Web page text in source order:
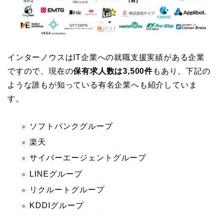
インターノウスはIT企業への就職支援実績がある企業
ですので、現在の保有求人数は3,500件もあり、下記の
ような誰もが知っている有名企業へも紹介していま
す。
ソフトバンクグループ
楽天
サイバーエージェントグループ
LINEグループ
リクルートグループ
KDDIグループ